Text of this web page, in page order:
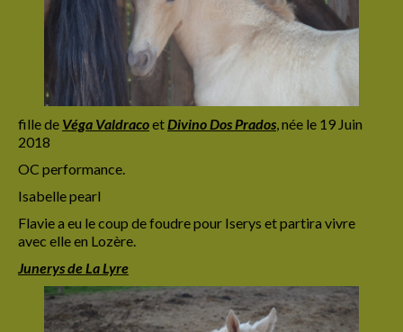
fille de Véga ValdracoetDivino Dos Prados,née le 19 Juin
2018
OC performance.
Isabelle pearl
Flavie a eu le coup de foudre pour Iserys et partira vivre
avec elle en Lozère.
Junerys de La Lyre